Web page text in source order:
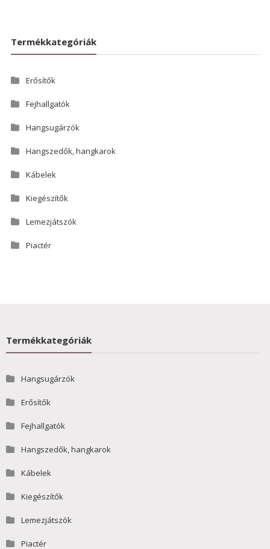
Termékkategóriák
Erősítők
Fejhallgatók
Hangsugárzók
Hangszedők, hangkarok
Kábelek
Kiegészítők
Lemezjátszók
Piactér
Termékkategóriák
Hangsugárzók
Erősítők
Fejhallgatók
Hangszedők, hangkarok
Kábelek
Kiegészítők
Lemezjátszók
Piactér